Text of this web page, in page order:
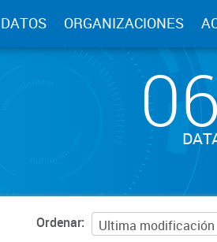
DATOS ORGANIZACIONES
Ordenar